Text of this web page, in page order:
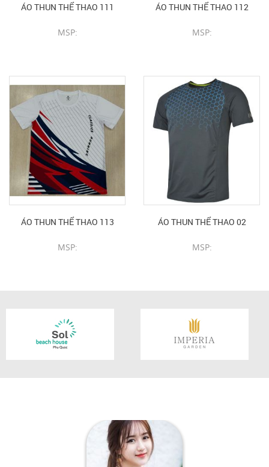
ÁO THUN THỂ THAO 111
MSP:
ÁO THUN THỂ THAO 112
MSP:
ÁO THUN THỂ THAO 113
MSP:
ÁO THUN THỂ THAO 02
MSP: